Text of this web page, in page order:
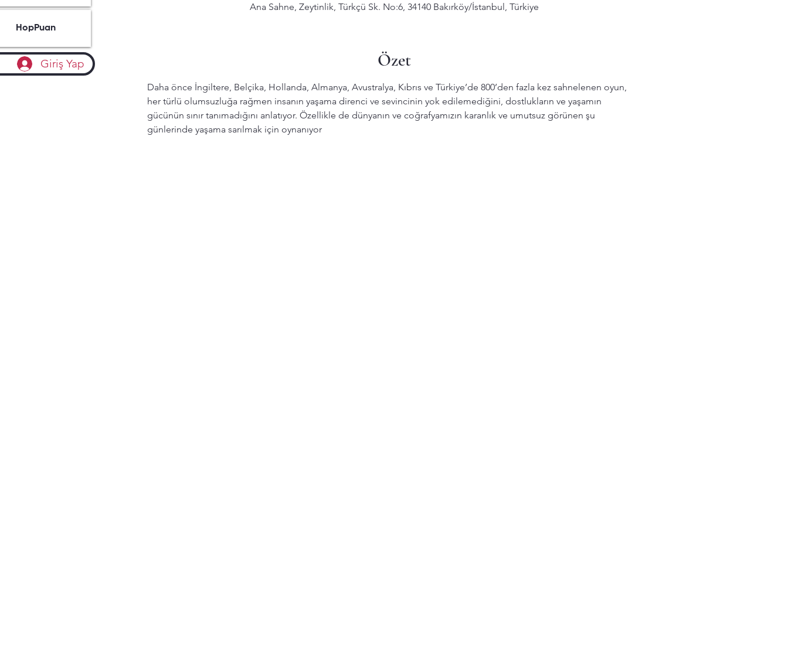
Ana Sahne, Zeytinlik, Türkçü Sk. No:6, 34140 Bakırköy/İstanbul, Türkiye
Özet
Daha önce İngiltere, Belçika, Hollanda, Almanya, Avustralya, Kıbrıs ve Türkiye’de 800’den fazla kez sahnelenen oyun,
her türlü olumsuzluğa rağmen insanın yaşama direnci ve sevincinin yok edilemediğini, dostlukların ve yaşamın
gücünün sınır tanımadığını anlatıyor. Özellikle de dünyanın ve coğrafyamızın karanlık ve umutsuz görünen şu
günlerinde yaşama sarılmak için oynanıyor
HopPuan
Giriş Yap